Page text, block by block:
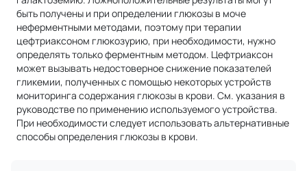
быть получены и при определении глюкозы в моче
неферментными методами, поэтому при терапии
цефтриаксоном глюкозурию, при необходимости, нужно
определять только ферментным методом. Цефтриаксон
может вызывать недостоверное снижение показателей
гликемии, полученных с помощью некоторых устройств
мониторинга содержания глюкозы в крови. См. указания в
руководстве по применению используемого устройства.
При необходимости следует использовать альтернативные
способы определения глюкозы в крови.